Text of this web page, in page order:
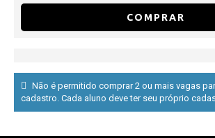
COMPRAR
Não é permitido comprar 2 ou mais vagas
cadastro. Cada aluno deve ter seu próprio